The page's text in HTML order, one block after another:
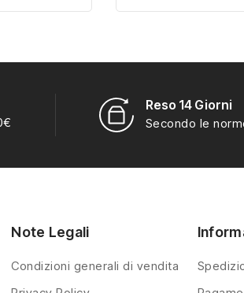
personaggi
magiche le
include12
per rendere
Reso 14 Giorni
Secondo le
Note Legali
Condizioni generali di vendita